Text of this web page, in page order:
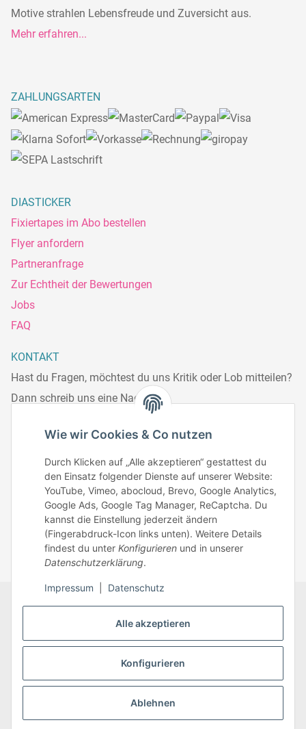
Alle akzeptieren
Konfigurieren
Ablehnen
Wie wir Cookies & Co nutzen
Durch Klicken auf „Alle akzeptieren“ gestattest du
den Einsatz folgender Dienste auf unserer Website:
YouTube, Vimeo, abocloud, Brevo, Google Analytics,
Google Ads, Google Tag Manager, ReCaptcha. Du
kannst die Einstellung jederzeit ändern
(Fingerabdruck-Icon links unten). Weitere Details
findest du unter Konfigurieren und in unserer
Datenschutzerklärung.
Impressum Datenschutz
Motive strahlen Lebensfreude und Zuversicht aus.
Mehr erfahren...
ZAHLUNGSARTEN
DIASTICKER
Fixiertapes im Abo bestellen
Flyer anfordern
Partneranfrage
Zur Echtheit der Bewertungen
Jobs
FAQ
KONTAKT
Hast du Fragen, möchtest du uns Kritik oder Lob mitteilen?
Dann schreib uns eine Nachricht.
Telefonisch erreichst du uns:
Telefonnr.: 0951/70045771
Zum Kontakt
Datenschutz AGB
Zahlungsmöglichkeiten
Versandinformationen